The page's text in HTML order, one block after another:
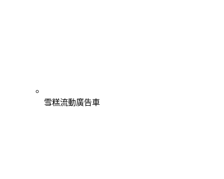
雪糕流動廣告車